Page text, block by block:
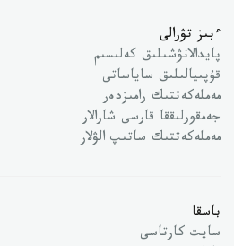
ءبىز تۋرالى
پايدالانۋشىلىق كەلىسىم
قۇپىيالىلىق ساياساتى
مەملەكەتتىك رامىزدەر
جەمقورلىققا قارسى شارالار
مەملەكەتتىك ساتىپ الۋلار
باسقا
سايت كارتاسى